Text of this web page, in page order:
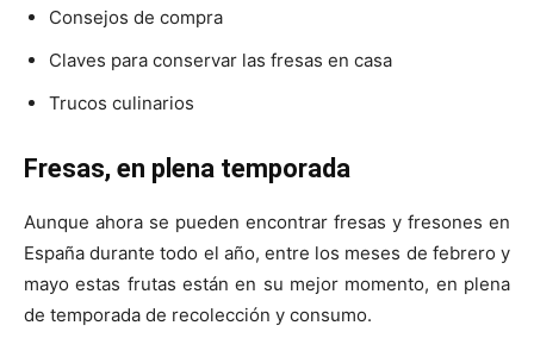
Consejos de compra
Claves para conservar las fresas en casa
Trucos culinarios
Fresas, en plena temporada
Aunque ahora se pueden encontrar fresas y fresones en
España durante todo el año, entre los meses de febrero y
mayo estas frutas están en su mejor momento, en plena
de temporada de recolección y consumo.